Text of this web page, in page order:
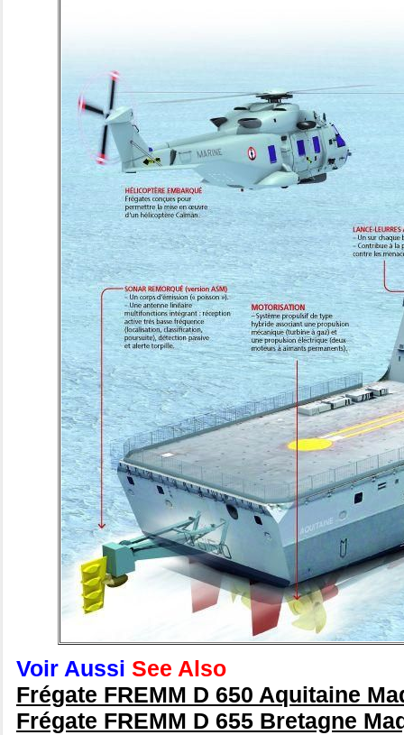
Voir Aussi See Also
Frégate FREMM D 650 Aquitaine
Frégate FREMM D 655 Bretagne